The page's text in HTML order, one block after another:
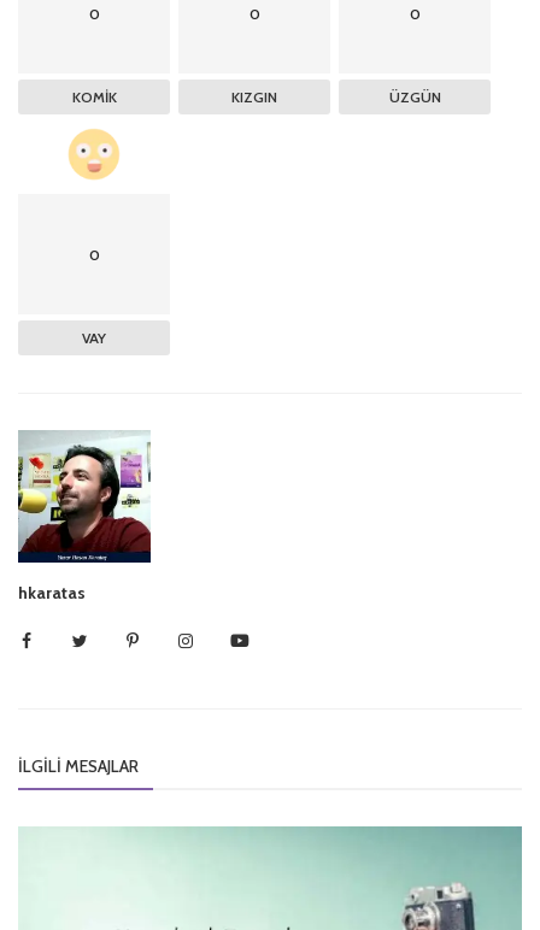
0
KOMIK
0
KIZGIN
0
ÜZGÜN
0
VAY
hkaratas
İLGILI MESAJLAR